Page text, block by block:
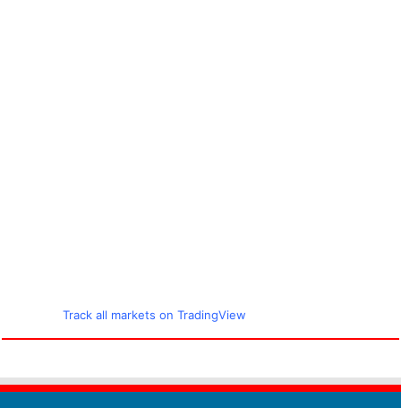
Track all markets on TradingView